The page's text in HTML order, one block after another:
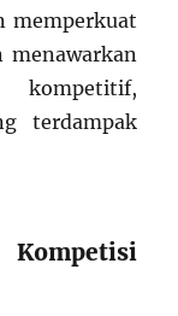
memperkuat
menawarkan
kompetitif,
terdampak